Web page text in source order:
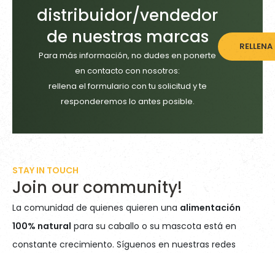
distribuidor/vendedor
de nuestras marcas
Para más información, no dudes en ponerte
en contacto con nosotros:
rellena el formulario con tu solicitud y te
responderemos lo antes posible.
STAY IN TOUCH
Join our community!
La comunidad de quienes quieren una alimentación
100% natural para su caballo o su mascota está en
constante crecimiento. Síguenos en nuestras redes